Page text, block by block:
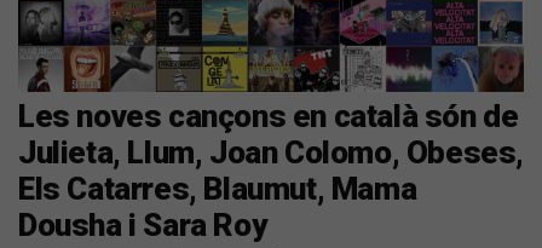
Les noves cançons en català són de
Julieta, Llum, Joan Colomo, Obeses,
Els Catarres, Blaumut, Mama
Dousha i Sara Roy